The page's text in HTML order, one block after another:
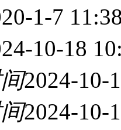
1-7
10-18
2024-10-
2024-10-